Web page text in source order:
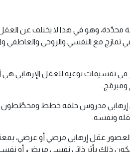
وهو في هذا لا يختلف عن
تمازج مع النفسي والروحي والعاطفي
في تقسيمات نوعية للعقل
ومبرمَج.
إرهابي مدروس خلفه خطط ومخطّطون
ونفسه.
عقل إرهابي مرضي أو عرضي،
ويكون ذلك بأثر ذاتي نفسي مريض، أو